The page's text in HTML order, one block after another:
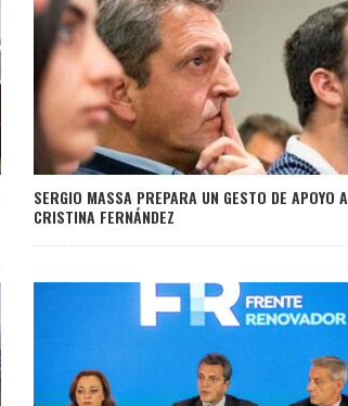
SERGIO MASSA PREPARA UN GESTO DE APOYO A
CRISTINA FERNÁNDEZ